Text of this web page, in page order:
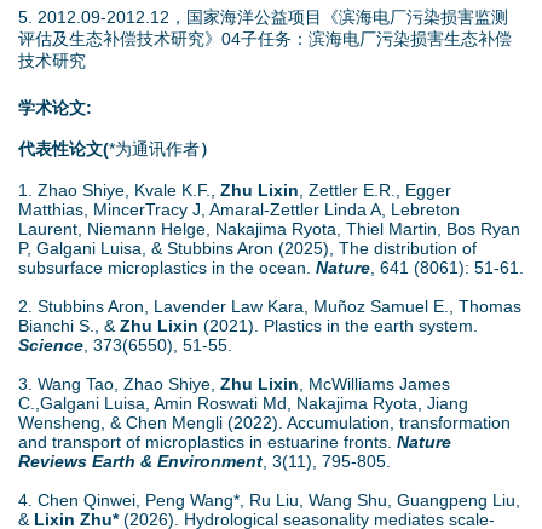
5. 2012.09-2012.12，国家海洋公益项目《滨海电厂污染损害监测
评估及生态补偿技术研究》04子任务：滨海电厂污染损害生态补偿
技术研究
学术论文:
代表性论文(*为通讯作者）
1. Zhao Shiye, Kvale K.F., Zhu Lixin , Zettler E.R., Egger
Matthias, MincerTracy J, Amaral-Zettler Linda A, Lebreton
Laurent, Niemann Helge, Nakajima Ryota, Thiel Martin, Bos Ryan
P, Galgani Luisa, & Stubbins Aron (2025), The distribution of
subsurface microplastics in the ocean. Nature , 641 (8061): 51-61.
2. Stubbins Aron, Lavender Law Kara, Muñoz Samuel E., Thomas
Bianchi S., & Zhu Lixin (2021). Plastics in the earth system.
Science , 373(6550), 51-55.
3. Wang Tao, Zhao Shiye, Zhu Lixin , McWilliams James
C.,Galgani Luisa, Amin Roswati Md, Nakajima Ryota, Jiang
Wensheng, & Chen Mengli (2022). Accumulation, transformation
and transport of microplastics in estuarine fronts. Nature
Reviews Earth & Environment , 3(11), 795-805.
4. Chen Qinwei, Peng Wang*, Ru Liu, Wang Shu, Guangpeng Liu,
& Lixin Zhu*(2026). Hydrological seasonality mediates scale-